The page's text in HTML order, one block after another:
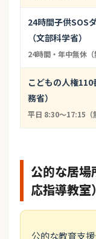
24時間子供SOS
（文部科学省）
24時間・年中無休（
こどもの人権110
務省）
平日 8:30〜17:15（
公的な居場
応指導教室）
公的な教育支